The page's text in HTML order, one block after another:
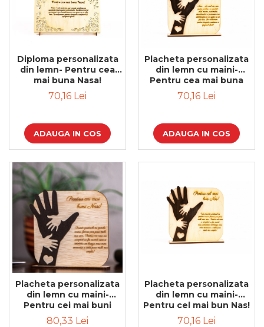
Diploma personalizata
din lemn- Pentru cea
mai buna Nasa!
70,16 Lei
ADAUGA IN COS
Placheta personalizata
din lemn cu maini-
Pentru cea mai buna
Nasa!
70,16 Lei
ADAUGA IN COS
Placheta personalizata
din lemn cu maini-
Pentru cei mai buni
Nasi!
80,33 Lei
Placheta personalizata
din lemn cu maini-
Pentru cel mai bun Nas!
70,16 Lei